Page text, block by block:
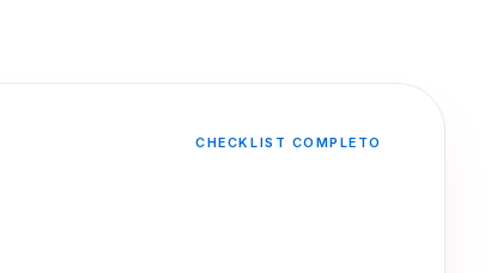
CHECKLIST COMPLETO